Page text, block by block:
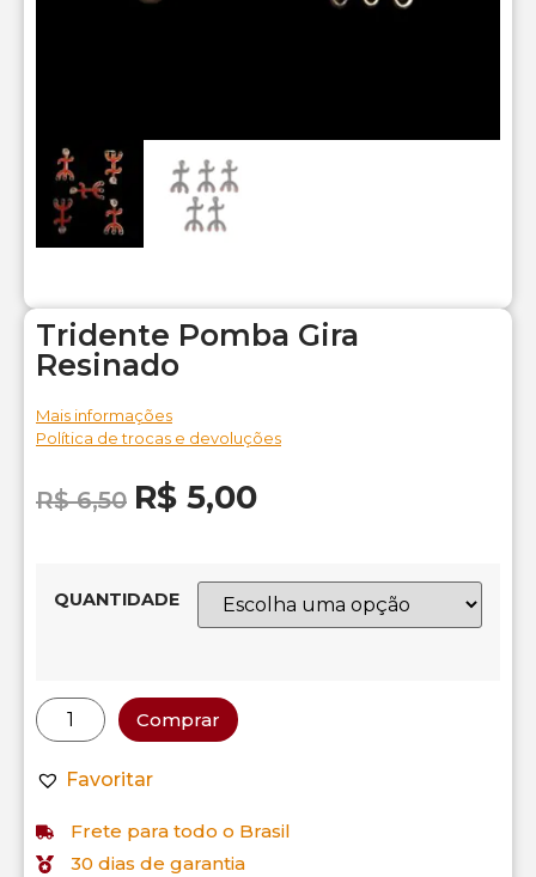
Tridente Pomba Gira
Resinado
Mais informações
Política de trocas e devoluções
R$6,50 R$ 5,00
QUANTIDADE
Comprar
Favoritar
Frete para todo o Brasil
30 dias de garantia